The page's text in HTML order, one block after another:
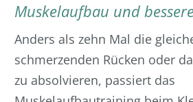
Muskelaufbau und
Anders als zehn Mal die
schmerzenden Rücken oder
zu absolvieren, passiert das